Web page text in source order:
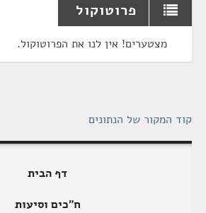
פרוטוקול
מצטערים! אין לנו את הפרוטוקול.
קוד המקור של הנתונים
דף הבית
ח"כים וסיעות